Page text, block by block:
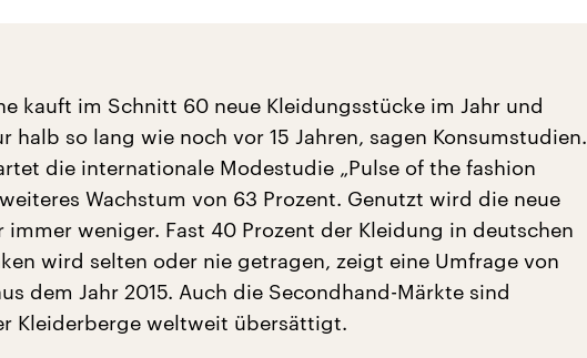
kauft im Schnitt 60 neue Kleidungsstücke im Jahr und
halb so lang wie noch vor 15 Jahren, sagen Konsumstudien.
die internationale Modestudie „Pulse of the fashion
Wachstum von 63 Prozent. Genutzt wird die neue
immer weniger. Fast 40 Prozent der Kleidung in deutschen
wird selten oder nie getragen, zeigt eine Umfrage von
dem Jahr 2015. Auch die Secondhand-Märkte sind
Kleiderberge weltweit übersättigt.